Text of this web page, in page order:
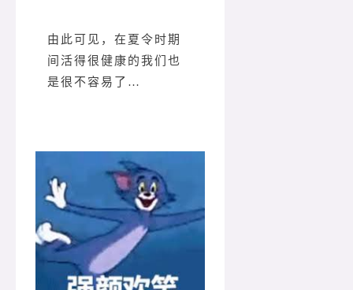
由此可见，在夏令时期
间活得很健康的我们也
是很不容易了…